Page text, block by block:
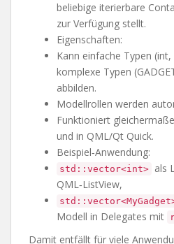
beliebige iterierbare
zur Verfügung stellt.
Eigenschaften:
Kann einfache Typen
komplexe Typen
abbilden.
Modellrollen werden
Funktioniert
und in QML/Qt Quick.
Beispiel‑Anwendung:
std::vector<int> als
QML‑ListView,
Modell in Delegates mit
Damit entfällt für viele